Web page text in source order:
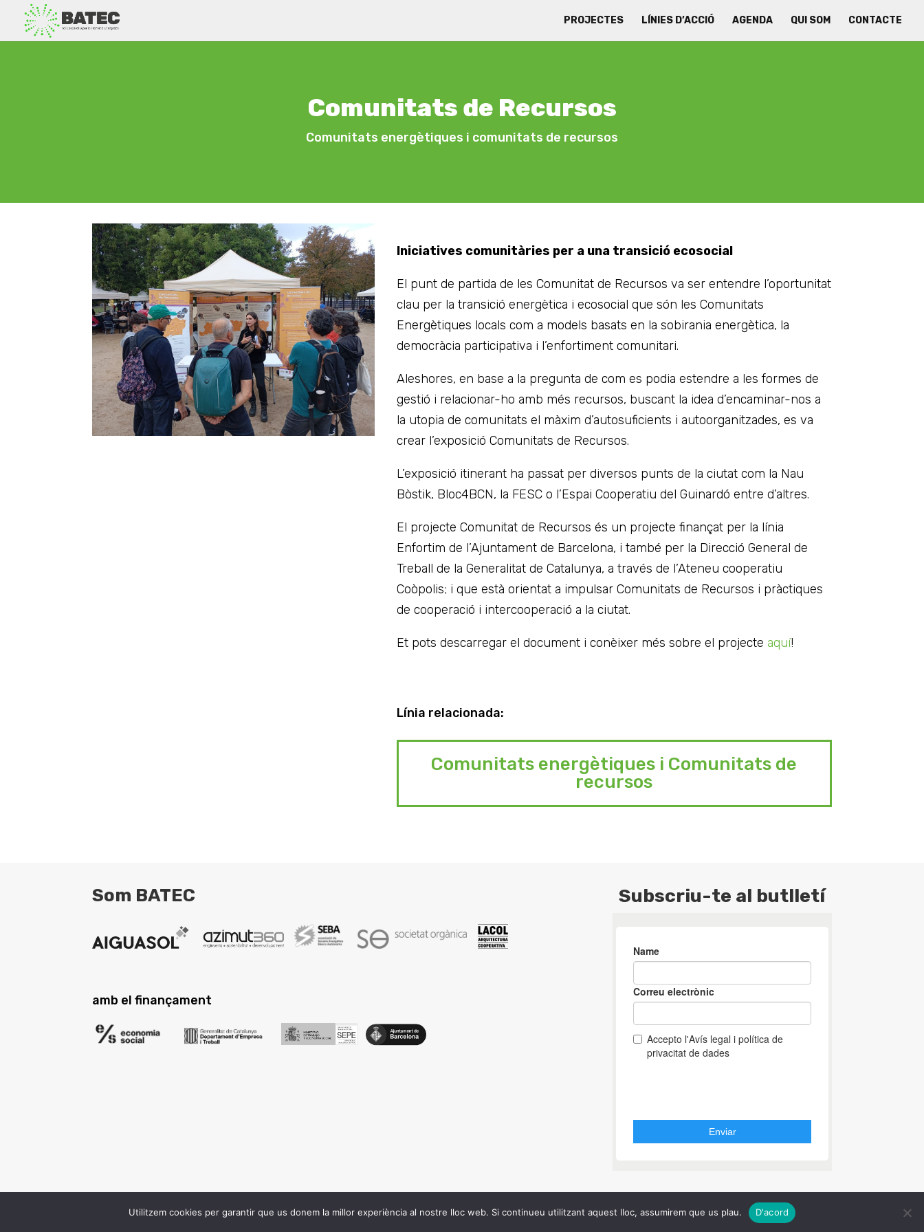
PROJECTES LÍNIES D’ACCIÓ AGENDA QUI SOM CONTACTE
Comunitats de Recursos
Comunitats energètiques i comunitats de recursos
Iniciatives comunitàries per a una transició ecosocial
El punt de partida de les Comunitat de Recursos va ser entendre l’oportunitat
clau per la transició energètica i ecosocial que són les Comunitats
Energètiques locals com a models basats en la sobirania energètica, la
democràcia participativa i l’enfortiment comunitari.
Aleshores, en base a la pregunta de com es podia estendre a les formes de
gestió i relacionar-ho amb més recursos, buscant la idea d’encaminar-nos a
la utopia de comunitats el màxim d’autosuficients i autoorganitzades, es va
crear l’exposició Comunitats de Recursos.
L’exposició itinerant ha passat per diversos punts de la ciutat com la Nau
Bòstik, Bloc4BCN, la FESC o l’Espai Cooperatiu del Guinardó entre d’altres.
El projecte Comunitat de Recursos és un projecte finançat per la línia
Enfortim de l’Ajuntament de Barcelona, i també per la Direcció General de
Treball de la Generalitat de Catalunya, a través de l’Ateneu cooperatiu
Coòpolis; i que està orientat a impulsar Comunitats de Recursos i pràctiques
de cooperació i intercooperació a la ciutat.
Et pots descarregar el document i conèixer més sobre el projecte aquí!
Línia relacionada:
Comunitats energètiques i Comunitats de
recursos
Som BATEC
amb el finançament
Subscriu-te al butlletí
Avís legal i protecció de dades
Utilitzem cookies per garantir que us donem la millor experiència al nostre lloc web. Si continueu utilitzant aquest lloc, assumirem que us plau. D'acord